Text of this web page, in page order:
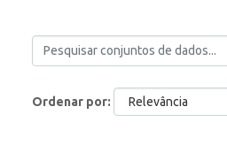
Ordenar por